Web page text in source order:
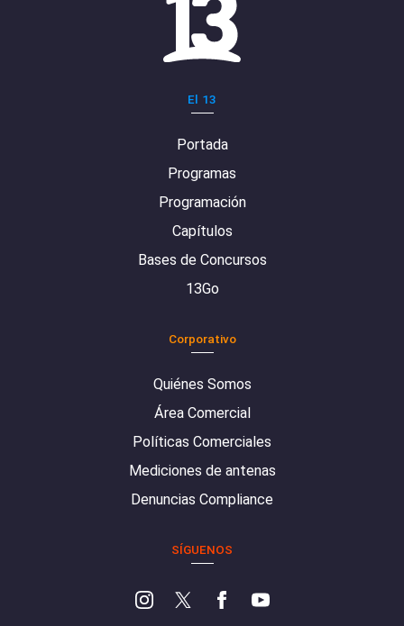
El 13
Portada
Programas
Programación
Capítulos
Bases de Concursos
13Go
Corporativo
Quiénes Somos
Área Comercial
Políticas Comerciales
Mediciones de antenas
Denuncias Compliance
SÍGUENOS